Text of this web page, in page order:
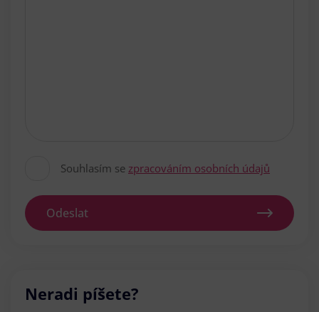
Souhlasím se zpracováním osobních údajů
Odeslat
Neradi píšete?